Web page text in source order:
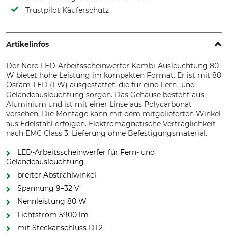
Trustpilot Käuferschutz
Artikelinfos
Der Nero LED-Arbeitsscheinwerfer Kombi-Ausleuchtung 80
W bietet hohe Leistung im kompakten Format. Er ist mit 80
Osram-LED (1 W) ausgestattet, die für eine Fern- und
Geländeausleuchtung sorgen. Das Gehäuse besteht aus
Aluminium und ist mit einer Linse aus Polycarbonat
versehen. Die Montage kann mit dem mitgelieferten Winkel
aus Edelstahl erfolgen. Elektromagnetische Verträglichkeit
nach EMC Class 3. Lieferung ohne Befestigungsmaterial.
LED-Arbeitsscheinwerfer für Fern- und
Geländeausleuchtung
breiter Abstrahlwinkel
Spannung 9–32 V
Nennleistung 80 W
Lichtstrom 5900 lm
mit Steckanschluss DT2